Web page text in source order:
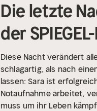
Die letzte
der
Diese Nacht verändert
schlagartig, als nach
lassen: Sara ist
Notaufnahme arbeitet,
muss um ihr Leben